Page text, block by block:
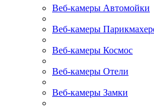
Веб-камеры Автомойки
Веб-камеры
Веб-камеры Космос
Веб-камеры Отели
Веб-камеры Замки